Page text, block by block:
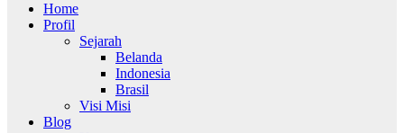
Home
Profil
Sejarah
Belanda
Indonesia
Brasil
Visi Misi
Blog